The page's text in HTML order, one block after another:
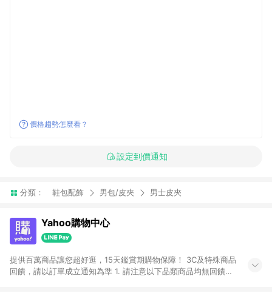
價格趨勢怎麼看？
設定到價通知
分類： 鞋包配飾 男包/皮夾 男士皮夾
Yahoo購物中心
提供百萬商品讓您超好逛，15天鑑賞期購物保障！ 3C及特殊商品
回饋，請以訂單成立通知為準 1. 請注意以下品類商品均無回饋：